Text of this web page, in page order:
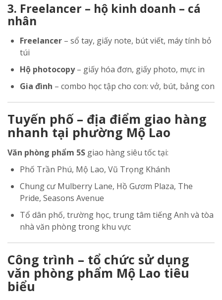
3. Freelancer – hộ kinh doanh – cá
nhân
Freelancer – sổ tay, giấy note, bút viết, máy tính bỏ
túi
Hộ photocopy– giấy hóa đơn, giấy photo, mực in
Gia đình – combo học tập cho con: vở, bút, bảng con
Tuyến phố – địa điểm giao hàng
nhanh tại phường Mộ Lao
Văn phòng phẩm 5S giao hàng siêu tốc tại:
Phố Trần Phú, Mộ Lao, Vũ Trọng Khánh
Chung cư Mulberry Lane, Hồ Gươm Plaza, The
Pride, Seasons Avenue
Tổ dân phố, trường học, trung tâm tiếng Anh và tòa
nhà văn phòng trong khu vực
Công trình – tổ chức sử dụng
văn phòng phẩm Mộ Lao tiêu
biểu